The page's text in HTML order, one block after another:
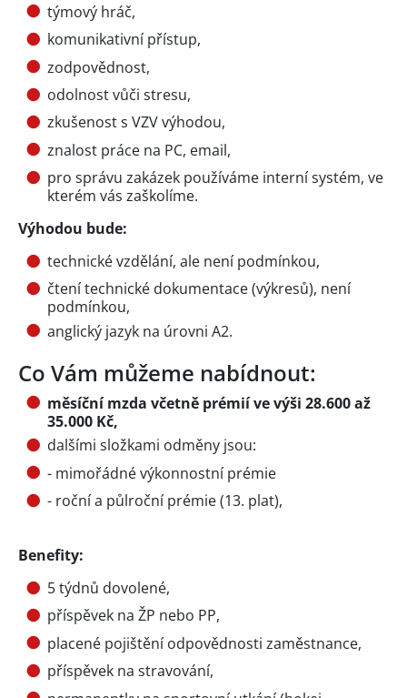
týmový hráč,
komunikativní přístup,
zodpovědnost,
odolnost vůči stresu,
zkušenost s VZV výhodou,
znalost práce na PC, email,
pro správu zakázek používáme interní systém, ve
kterém vás zaškolíme.
Výhodou bude:
technické vzdělání, ale není podmínkou,
čtení technické dokumentace (výkresů), není
podmínkou,
anglický jazyk na úrovni A2.
Co Vám můžeme nabídnout:
měsíční mzda včetně prémií ve výši 28.600 až
35.000 Kč,
dalšími složkami odměny jsou:
- mimořádné výkonnostní prémie
- roční a půlroční prémie (13. plat),
Benefity:
5 týdnů dovolené,
příspěvek na ŽP nebo PP,
placené pojištění odpovědnosti zaměstnance,
příspěvek na stravování,